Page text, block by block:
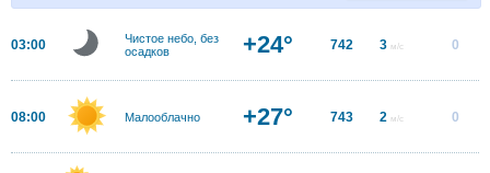
03:00
Чистое небо, без
осадков
+24° 742 3 м/с 0
08:00 Малооблачно +27° 743 2 м/с 0